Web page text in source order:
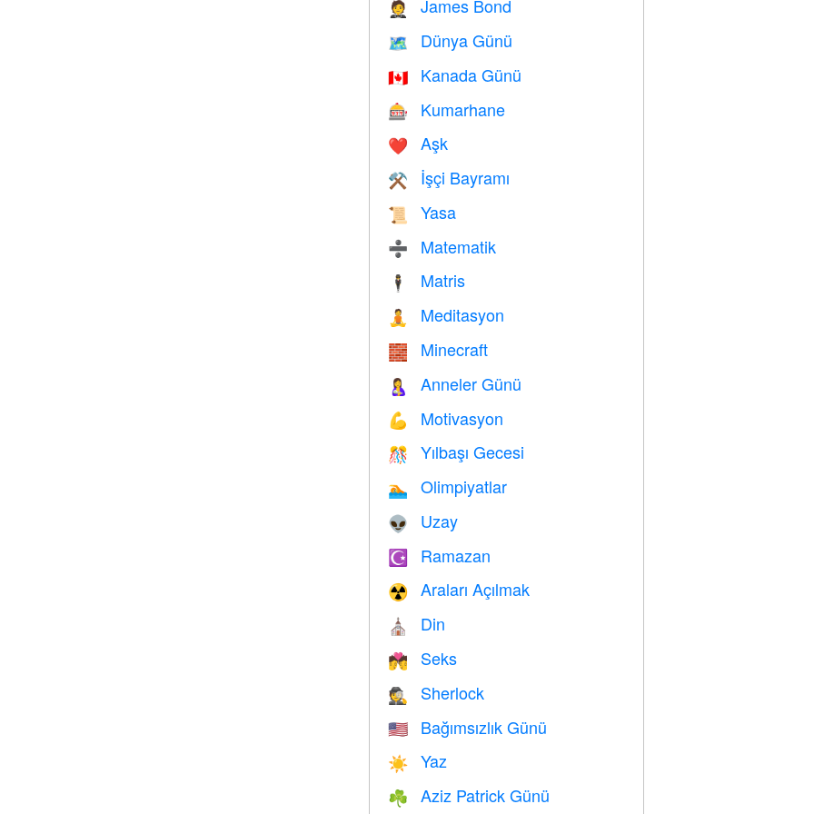
🤵 James Bond
🗺️ Dünya Günü
🇨🇦 Kanada Günü
🎰 Kumarhane
❤️️ Aşk
⚒️ İşçi Bayramı
📜 Yasa
➗ Matematik
🕴️ Matris
🧘 Meditasyon
🧱 Minecraft
🤱 Anneler Günü
💪 Motivasyon
🎊 Yılbaşı Gecesi
🏊 Olimpiyatlar
👽 Uzay
☪️ Ramazan
☢️ Araları Açılmak
⛪️ Din
💏 Seks
🕵️ Sherlock
🇺🇸 Bağımsızlık Günü
☀️ Yaz
☘️ Aziz Patrick Günü